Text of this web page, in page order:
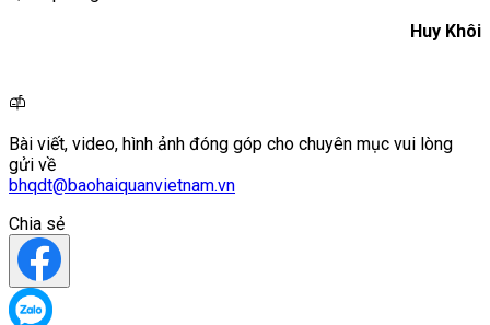
Huy Khôi
Bài viết, video, hình ảnh đóng góp cho chuyên mục vui lòng
gửi về
bhqdt@baohaiquanvietnam.vn
Chia sẻ